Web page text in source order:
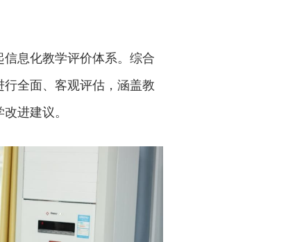
息化教学评价体系。综合
全面、客观评估，涵盖教
进建议。